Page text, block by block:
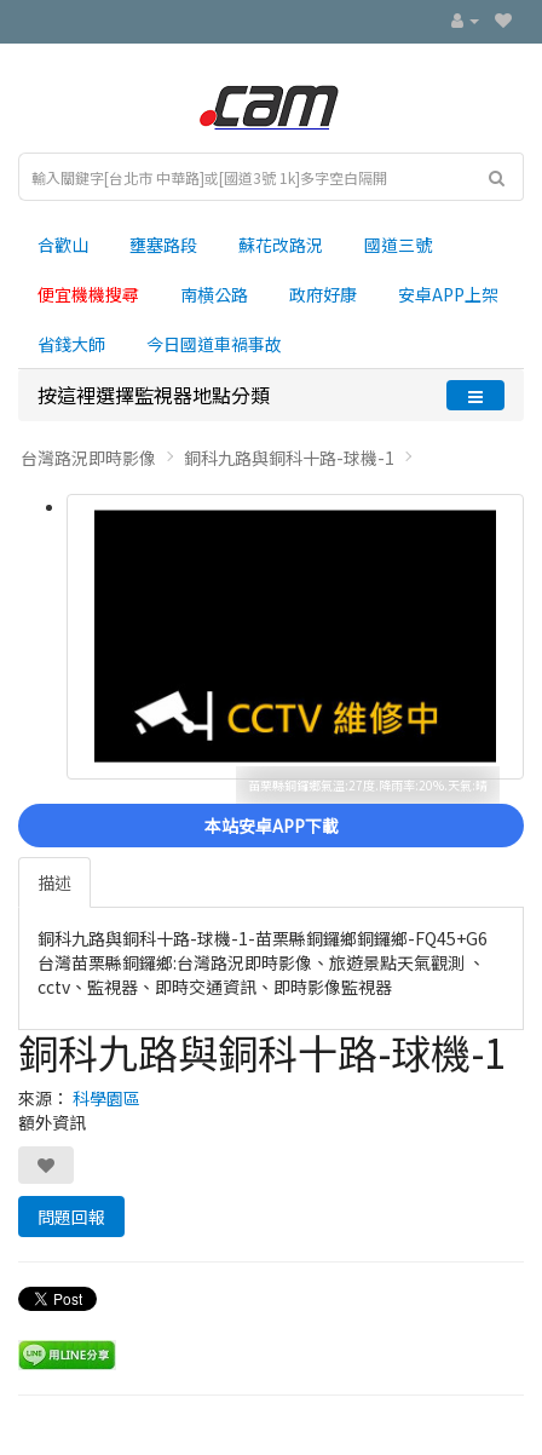
合歡山 壅塞路段 蘇花改路況 國道三號
便宜機機搜尋 南横公路 政府好康 安卓APP上架
省錢大師 今日國道車禍事故
按這裡選擇監視器地點分類
台灣路況即時影像 銅科九路與銅科十路-球機-1
苗栗縣銅鑼鄉氣溫:27度.降雨率:20%.天氣:晴
本站安卓APP下載
描述
銅科九路與銅科十路-球機-1-苗栗縣銅鑼鄉銅鑼鄉-FQ45+G6
台灣苗栗縣銅鑼鄉:台灣路況即時影像、旅遊景點天氣觀測 、
cctv、監視器、即時交通資訊、即時影像監視器
銅科九路與銅科十路-球機-1
來源： 科學園區
額外資訊
問題回報